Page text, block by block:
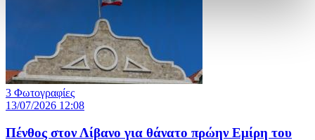
3 Φωτογραφίες
13/07/2026 12:08
Πένθος στον Λίβανο για θάνατο πρώην Εμίρη του